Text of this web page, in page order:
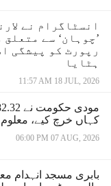
انسٹاگرام نے
’چوہان‘ سے
رپورٹ کو پیشگی
ہٹایا
11:57 AM 18 JUL, 2026
کہاں خرچ کیے،
06:00 PM 07 AUG, 2026
بابری مسجد انہدام